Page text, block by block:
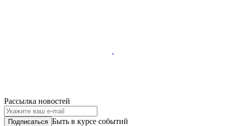
Рассылка новостей
Быть в курсе событий